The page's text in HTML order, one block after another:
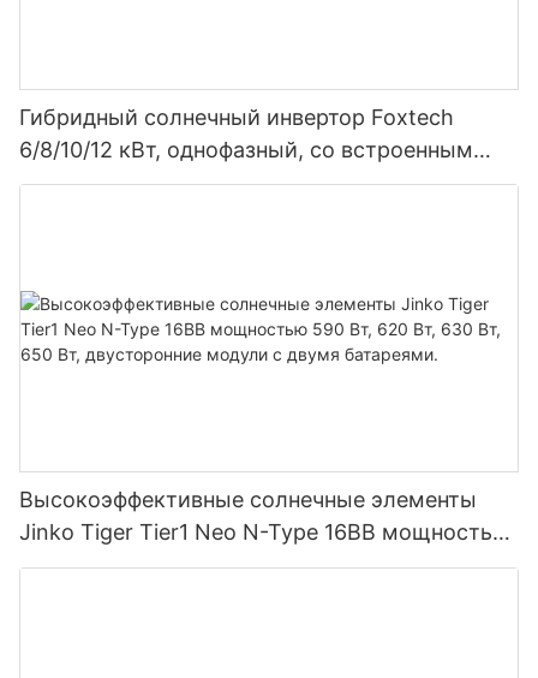
Гибридный солнечный инвертор Foxtech
6/8/10/12 кВт, однофазный, со встроенным
MPPT-контроллером, возможность
Высокоэффективные солнечные элементы
Jinko Tiger Tier1 Neo N-Type 16BB мощностью
590 Вт, 620 Вт, 630 Вт, 650 Вт, двусторонние